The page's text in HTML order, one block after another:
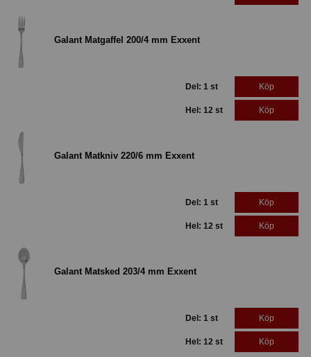
Galant Matgaffel 200/4 mm Exxent
Del: 1 st Köp
Hel: 12 st Köp
Galant Matkniv 220/6 mm Exxent
Del: 1 st Köp
Hel: 12 st Köp
Galant Matsked 203/4 mm Exxent
Del: 1 st Köp
Hel: 12 st Köp